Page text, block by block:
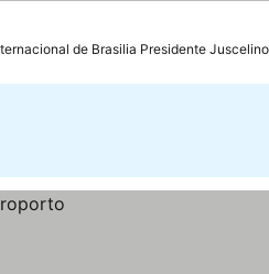
de Brasilia Presidente